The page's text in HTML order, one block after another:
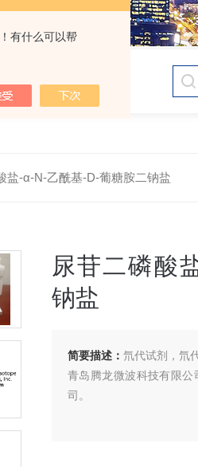
有什么可以帮
盐-α-N-乙酰基-D-葡糖胺二钠盐
尿苷二磷酸
钠盐
简要描述：氘代试剂，氘
青岛腾龙微波科技有限
司。